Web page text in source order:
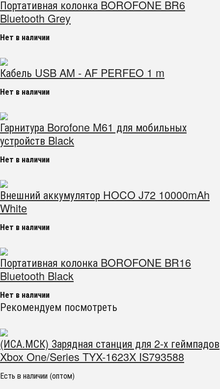
Портативная колонка BOROFONE BR6
Bluetooth Grey
Нет в наличии
Кабель USB AM - AF PERFEO 1 m
Нет в наличии
Гарнитура Borofone M61 для мобильных
устройств Black
Нет в наличии
Внешний аккумулятор HOCO J72 10000mAh
White
Нет в наличии
Портативная колонка BOROFONE BR16
Bluetooth Black
Нет в наличии
Рекомендуем посмотреть
(ИСА.МСК) Зарядная станция для 2-х геймпадов
Xbox One/Series TYX-1623X IS793588
Есть в наличии (оптом)